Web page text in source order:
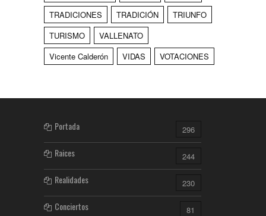
TRADICIONES
TRADICIÓN
TRIUNFO
TURISMO
VALLENATO
Vicente Calderón
VIDAS VOTACIONES
Portada 296
Raices 244
Realidades 230
Conciertos 81